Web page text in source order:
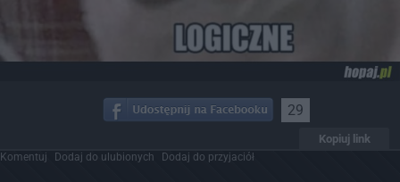
29
Kopiuj link
Komentuj Dodaj do ulubionych Dodaj do przyjaciół